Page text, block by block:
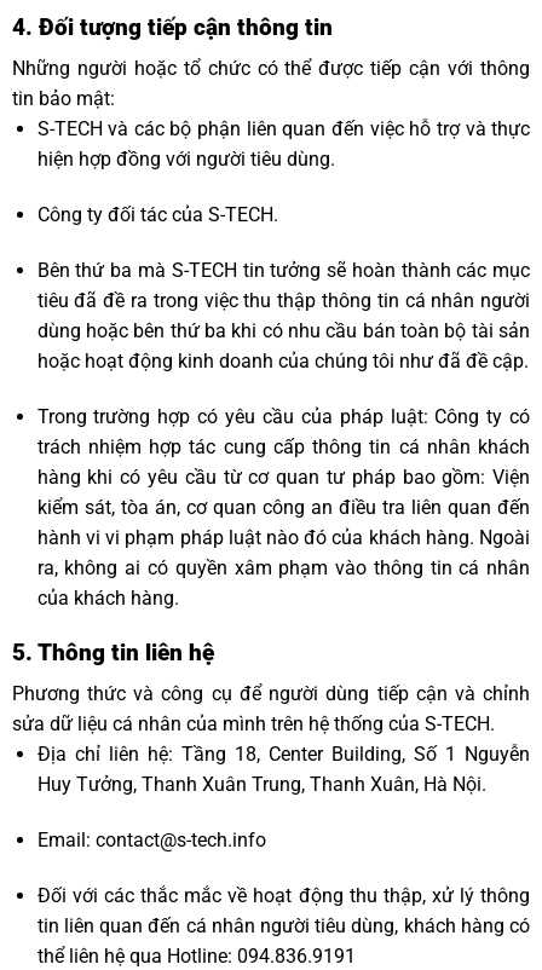
4. Đối tượng tiếp cận thông tin
Những người hoặc tổ chức có thể được tiếp cận với thông
tin bảo mật:
S-TECH và các bộ phận liên quan đến việc hỗ trợ và thực
hiện hợp đồng với người tiêu dùng.
Công ty đối tác của S-TECH.
Bên thứ ba mà S-TECH tin tưởng sẽ hoàn thành các mục
tiêu đã đề ra trong việc thu thập thông tin cá nhân người
dùng hoặc bên thứ ba khi có nhu cầu bán toàn bộ tài sản
hoặc hoạt động kinh doanh của chúng tôi như đã đề cập.
Trong trường hợp có yêu cầu của pháp luật: Công ty có
trách nhiệm hợp tác cung cấp thông tin cá nhân khách
hàng khi có yêu cầu từ cơ quan tư pháp bao gồm: Viện
kiểm sát, tòa án, cơ quan công an điều tra liên quan đến
hành vi vi phạm pháp luật nào đó của khách hàng. Ngoài
ra, không ai có quyền xâm phạm vào thông tin cá nhân
của khách hàng.
5. Thông tin liên hệ
Phương thức và công cụ để người dùng tiếp cận và chỉnh
sửa dữ liệu cá nhân của mình trên hệ thống của S-TECH.
Địa chỉ liên hệ: Tầng 18, Center Building, Số 1 Nguyễn
Huy Tưởng, Thanh Xuân Trung, Thanh Xuân, Hà Nội.
Email: contact@s-tech.info
Đối với các thắc mắc về hoạt động thu thập, xử lý thông
tin liên quan đến cá nhân người tiêu dùng, khách hàng có
thể liên hệ qua Hotline: 094.836.9191